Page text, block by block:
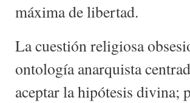
máxima de libertad.
La cuestión religiosa
ontología anarquista
aceptar la hipótesis divina;